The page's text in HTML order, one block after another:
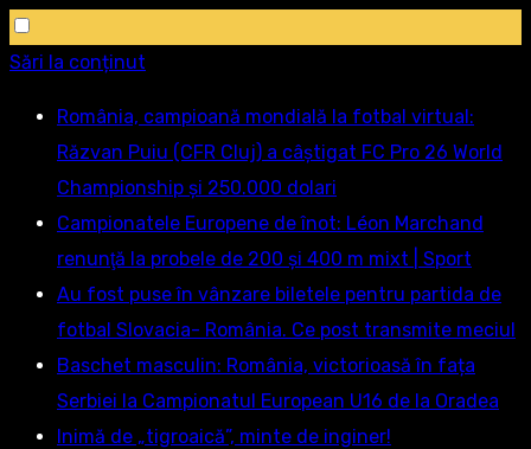
Sări la conținut
România, campioană mondială la fotbal virtual:
Răzvan Puiu (CFR Cluj) a câștigat FC Pro 26 World
Championship și 250.000 dolari
Campionatele Europene de înot: Léon Marchand
renunţă la probele de 200 şi 400 m mixt | Sport
Au fost puse în vânzare biletele pentru partida de
fotbal Slovacia- România. Ce post transmite meciul
Baschet masculin: România, victorioasă în fața
Serbiei la Campionatul European U16 de la Oradea
Inimă de „tigroaică”, minte de inginer!